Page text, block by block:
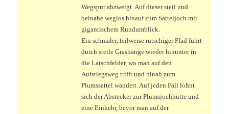
Wegspur abzweigt. Auf dieser steil und
beinahe weglos hinauf zum Satteljoch mir
gigantischem Rundumblick.
Ein schmaler, teilweise rutschiger Pfad führt
durch steile Grashänge wieder hinunter in
die Latschfelder, wo man auf den
Aufstiegsweg trifft und hinab zum
Plumssattel wandert. Auf jeden Fall lohnt
sich der Abstecker zur Plumsjochhütte und
eine Einkehr, bevor man auf der